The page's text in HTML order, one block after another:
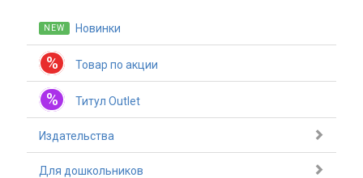
NEW Новинки
% Товар по акции
% Титул Outlet
Издательства
Для дошкольников